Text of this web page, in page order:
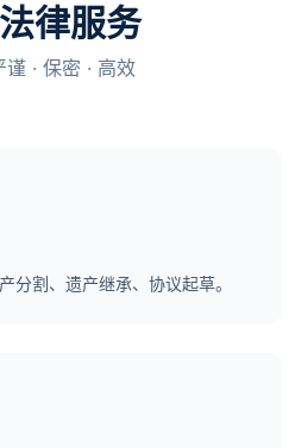
律服务
谨 · 保密 · 高效
分割、遗产继承、协议起草。